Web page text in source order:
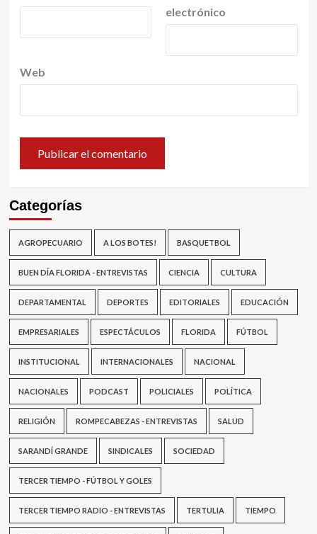
electrónico
Web
Categorías
AGROPECUARIO A LOS BOTES! BASQUETBOL
BUEN DÍA FLORIDA - ENTREVISTAS CIENCIA CULTURA
DEPARTAMENTAL DEPORTES EDITORIALES EDUCACIÓN
EMPRESARIALES ESPECTÁCULOS FLORIDA FÚTBOL
INSTITUCIONAL INTERNACIONALES NACIONAL
NACIONALES PODCAST POLICIALES POLÍTICA
RELIGIÓN ROMPECABEZAS - ENTREVISTAS SALUD
SARANDÍ GRANDE SINDICALES SOCIEDAD
TERCER TIEMPO - FÚTBOL Y GOLES
TERCER TIEMPO RADIO - ENTREVISTAS TERTULIA TIEMPO